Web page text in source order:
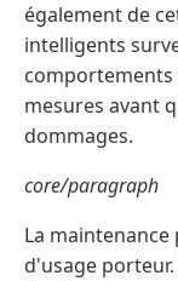
également de
intelligents
comportements
mesures avant
dommages.
core/paragraph
La
d'usage